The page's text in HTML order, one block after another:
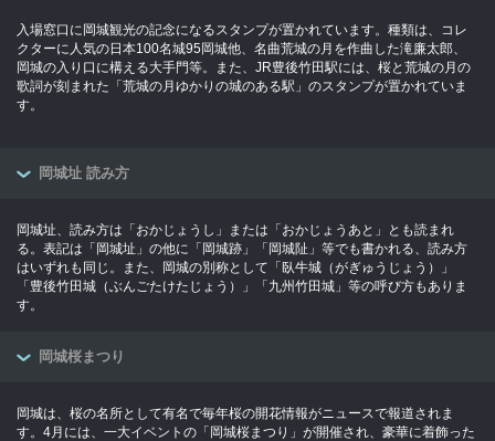
入場窓口に岡城観光の記念になるスタンプが置かれています。種類は、コレ
クターに人気の日本100名城95岡城他、名曲荒城の月を作曲した滝廉太郎、
岡城の入り口に構える大手門等。また、JR豊後竹田駅には、桜と荒城の月の
歌詞が刻まれた「荒城の月ゆかりの城のある駅」のスタンプが置かれていま
す。
岡城址 読み方
岡城址、読み方は「おかじょうし」または「おかじょうあと」とも読まれ
る。表記は「岡城址」の他に「岡城跡」「岡城阯」等でも書かれる、読み方
はいずれも同じ。また、岡城の別称として「臥牛城（がぎゅうじょう）」
「豊後竹田城（ぶんごたけたじょう）」「九州竹田城」等の呼び方もありま
す。
岡城桜まつり
岡城は、桜の名所として有名で毎年桜の開花情報がニュースで報道されま
す。4月には、一大イベントの「岡城桜まつり」が開催され、豪華に着飾った